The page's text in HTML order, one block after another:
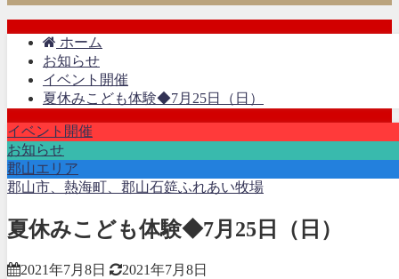
ホーム
お知らせ
イベント開催
夏休みこども体験◆7月25日（日）
イベント開催
お知らせ
郡山エリア
郡山市、熱海町、郡山石筵ふれあい牧場
夏休みこども体験◆7月25日（日）
2021年7月8日 2021年7月8日